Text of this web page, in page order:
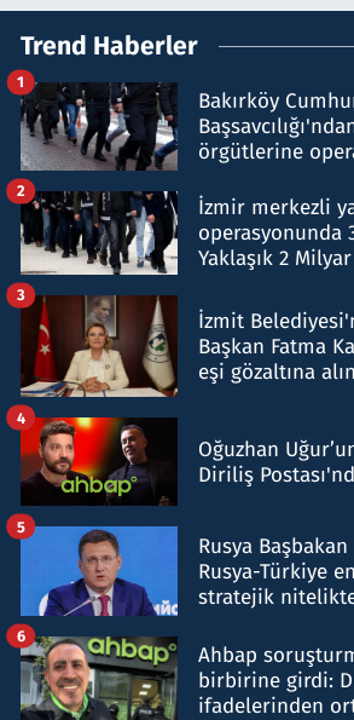
Trend Haberler
Bakırköy
örgütlerine
1
İzmir merkezli
operasyonunda
Yaklaşık 2
2
İzmit
Başkan Fatma
eşi gözaltına
3
Oğuzhan
Diriliş
4
Rusya Başbakan
Rusya-Türkiye
stratejik
5
Ahbap
birbirine girdi:
ifadelerinden
6